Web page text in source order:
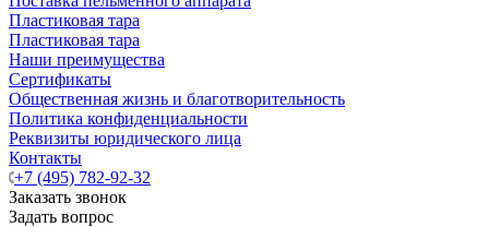
Пластиковая тара
Пластиковая тара
Наши преимущества
Сертификаты
Общественная жизнь и благотворительность
Политика конфиденциальности
Реквизиты юридического лица
Контакты
+7 (495) 782-92-32
Заказать звонок
Задать вопрос